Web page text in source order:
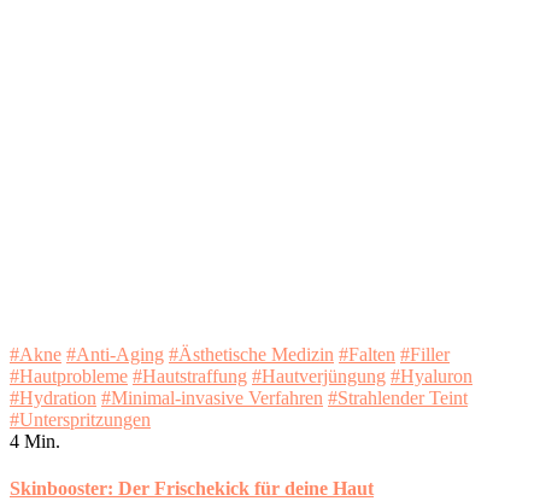
#Akne #Anti-Aging #Ästhetische Medizin #Falten #Filler
#Hautprobleme #Hautstraffung #Hautverjüngung #Hyaluron
#Hydration #Minimal-invasive Verfahren #Strahlender Teint
#Unterspritzungen
4 Min.
Skinbooster: Der Frischekick für deine Haut